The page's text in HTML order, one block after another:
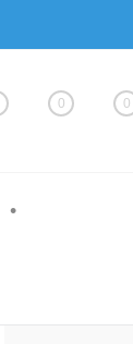
0 0
•